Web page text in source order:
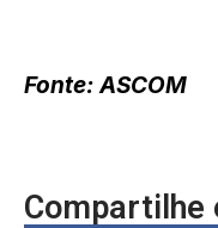
Fonte: ASCOM
Compartilhe